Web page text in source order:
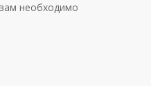
необходимо